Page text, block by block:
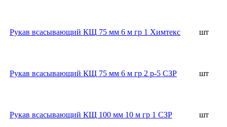
Рукав всасывающий КЩ 75 мм 6 м гр 1 Химтекс шт
Рукав всасывающий КЩ 75 мм 6 м гр 2 р-5 СЗР шт
Рукав всасывающий КЩ 100 мм 10 м гр 1 СЗР шт